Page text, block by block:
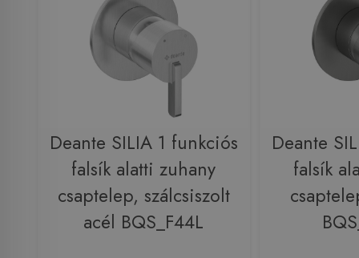
Deante SILIA 1 funkciós
falsík alatti zuhany
csaptelep, szálcsiszolt
acél BQS_F44L
Deante
falsík